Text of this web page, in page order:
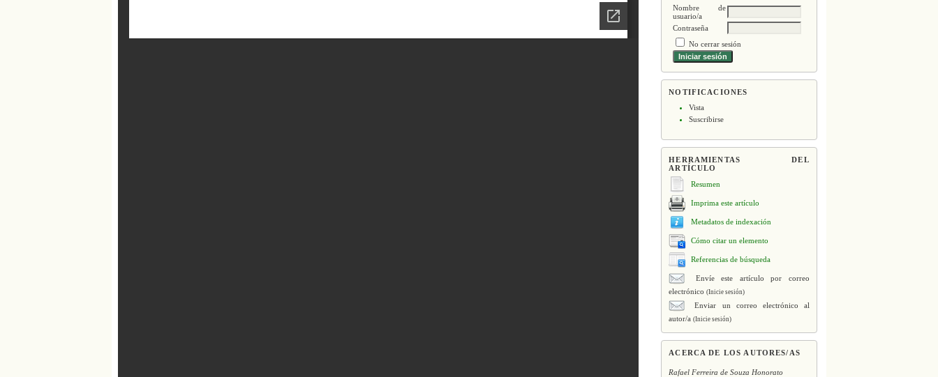
Nombre de
usuario/a
Contraseña
No cerrar sesión
NOTIFICACIONES
Vista
Suscribirse
HERRAMIENTAS DEL
ARTÍCULO
Resumen
Imprima este artículo
Metadatos de indexación
Cómo citar un elemento
Referencias de búsqueda
Envíe este artículo por correo
electrónico(Inicie sesión)
Enviar un correo electrónico al
autor/a(Inicie sesión)
ACERCA DE LOS AUTORES/AS
Rafael Ferreira de Souza Honorato